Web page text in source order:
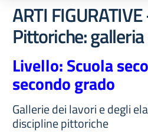
ARTI
Pittoriche:
Livello: Scuola
secondo grado
Gallerie dei lavori e degli
discipline pittoriche